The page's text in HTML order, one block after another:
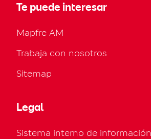
Te puede interesar
Mapfre AM
Trabaja con nosotros
Sitemap
Legal
Sistema interno de información